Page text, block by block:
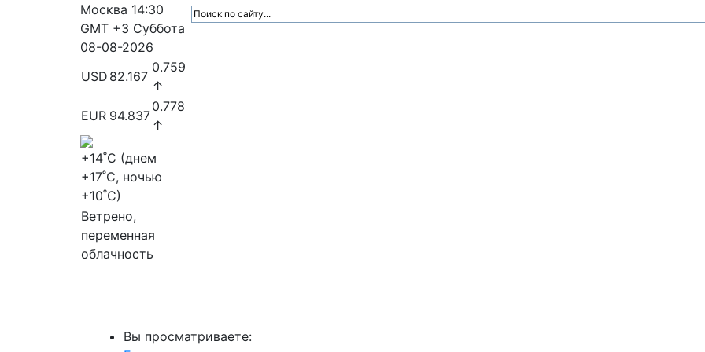
Москва 14:30
GMT +3 Суббота
08-08-2026
USD 82.167
0.759
↑
EUR 94.837
0.778
↑
+14˚C (днем
+17˚C, ночью
+10˚C)
Ветрено,
переменная
облачность
Вы просматриваете: